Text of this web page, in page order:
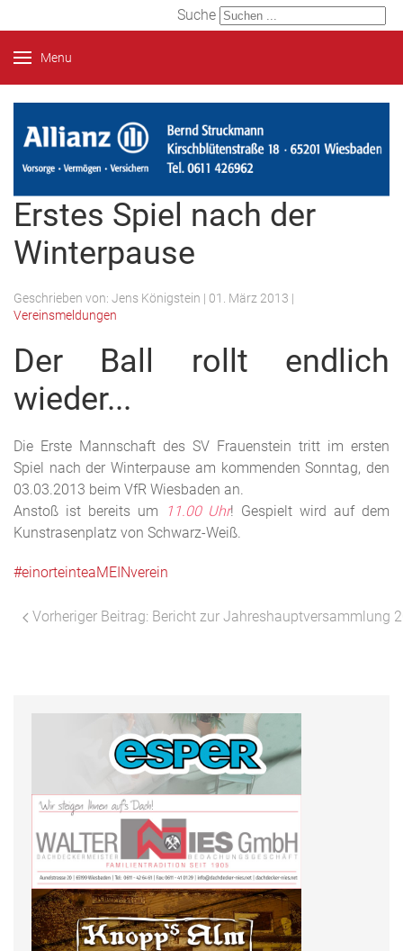
Suche
Menu
Erstes Spiel nach der
Winterpause
Geschrieben von: Jens Königstein | 01. März 2013 |
Vereinsmeldungen
Der Ball rollt endlich
wieder...
Die Erste Mannschaft des SV Frauenstein tritt im ersten
Spiel nach der Winterpause am kommenden Sonntag, den
03.03.2013 beim VfR Wiesbaden an.
Anstoß ist bereits um
11.00 Uhr! Gespielt wird auf dem
Kunstrasenplatz von Schwarz-Weiß.
#einorteinteaMEINverein
Vorheriger Beitrag: Bericht zur Jahreshauptversammlung